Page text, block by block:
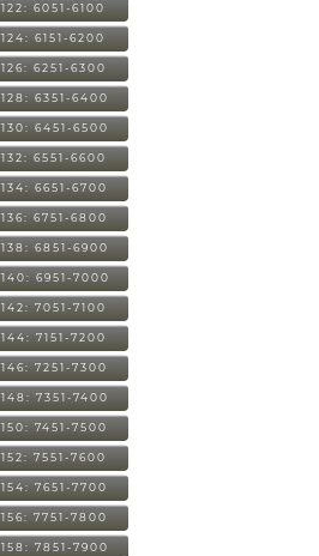
122: 6051-6100
124: 6151-6200
126: 6251-6300
128: 6351-6400
130: 6451-6500
132: 6551-6600
134: 6651-6700
136: 6751-6800
138: 6851-6900
140: 6951-7000
142: 7051-7100
144: 7151-7200
146: 7251-7300
148: 7351-7400
150: 7451-7500
152: 7551-7600
154: 7651-7700
156: 7751-7800
158: 7851-7900